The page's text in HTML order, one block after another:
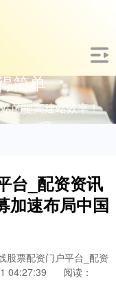
简单
的提高建站效率！
台_配资资讯
加速布局中国
股票配资门户平台_配资
04:27:39
阅读：